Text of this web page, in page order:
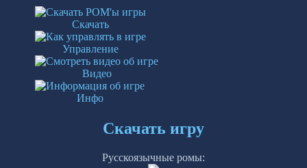
Скачать
Управление
Видео
Инфо
Скачать игру
Русскоязычные ромы: